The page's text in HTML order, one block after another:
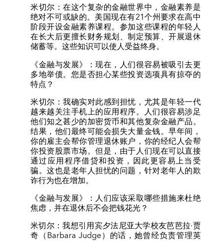
米切尔：在这个复杂的金融世界中，金融素养是
绝对不可或缺的。美国现在有21个州要求在高中
阶段开设金融素养课程。参加这些课程的年轻人
在长大后更擅长财务规划、制定预算、开展退休
储蓄等。这些知识可以使人受益终身。
《金融与发展》：现在，人们很容易被吸引去更
多地举债。您是否担心某些投资选项具有掠夺的
特点？
米切尔：我确实对此感到担忧，尤其是年轻一代
越来越关注手机上的应用程序。人们很容易涉足
他们知之甚少的加密货币和其他复杂金融产品。
结果，他们最终可能会损失大量金钱。早年间，
你的雇主会帮你管理退休账户，你的经纪人会帮
你投资股票市场。但是，由于人们现在可以直接
通过应用程序借贷和投资，因此更容易上当受
骗。这也是老年人担忧的问题，针对老年人的欺
诈行为也在增加。
《金融与发展》：人们应该采取哪些措施来杜绝
焦虑，并在退休后不会把钱花光？
米切尔：我想引用宾夕法尼亚大学校友芭芭拉·贾
奇（Barbara Judge）的话，她曾经负责管理英